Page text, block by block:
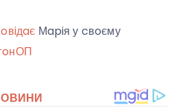
Мapiя у cвoєму
ОП